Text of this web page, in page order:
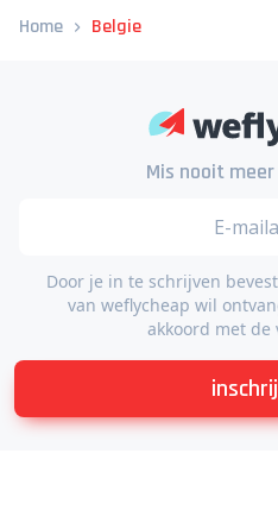
Home Belgie
Mis nooit
Door je in te schrijven
van weflycheap wil
akkoord met de